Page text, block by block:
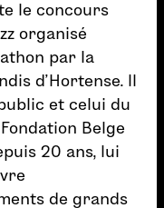
le concours
organisé
par la
d’Hortense. Il
et celui du
Belge
20 ans, lui
de grands